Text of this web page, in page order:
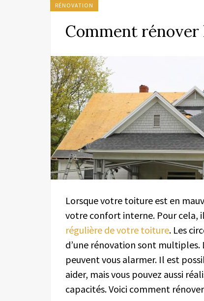
RÉNOVATION
Comment rénover
Lorsque votre toiture est en
votre confort interne. Pour cela,
régulière de votre toiture. Les
d’une rénovation sont multiples.
peuvent vous alarmer. Il est
aider, mais vous pouvez aussi
capacités. Voici comment